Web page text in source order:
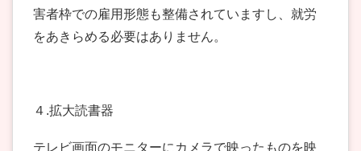
害者枠での雇用形態も整備されていますし、就労
をあきらめる必要はありません。
４.拡大読書器
テレビ画面のモニターにカメラで映ったものを映